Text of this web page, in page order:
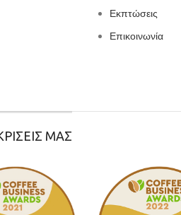
Εκπτώσεις
Επικοινωνία
ΜΑΣ